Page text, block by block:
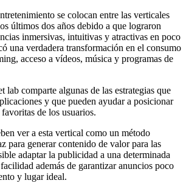
se colocan entre las verticales
últimos dos años debido a que lograron
inmersivas, intuitivas y atractivas en poco
una verdadera transformación en el consumo
acceso a vídeos, música y programas de
lab comparte algunas de las estrategias que
y que pueden ayudar a posicionar
de los usuarios.
ver a esta vertical como un método
para generar contenido de valor para las
adaptar la publicidad a una determinada
además de garantizar anuncios poco
y lugar ideal.